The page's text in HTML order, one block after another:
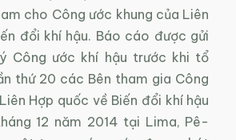
cho Công ước khung của Liên
đổi khí hậu. Báo cáo được gửi
Công ước khí hậu trước khi tổ
thứ 20 các Bên tham gia Công
Hợp quốc về Biến đổi khí hậu
12 năm 2014 tại Lima, Pê-